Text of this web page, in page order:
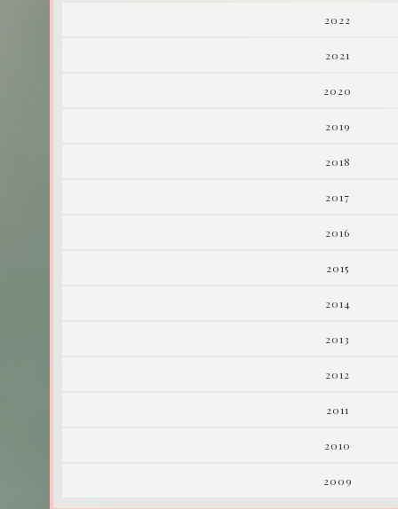
2022
2021
2020
2019
2018
2017
2016
2015
2014
2013
2012
2011
2010
2009